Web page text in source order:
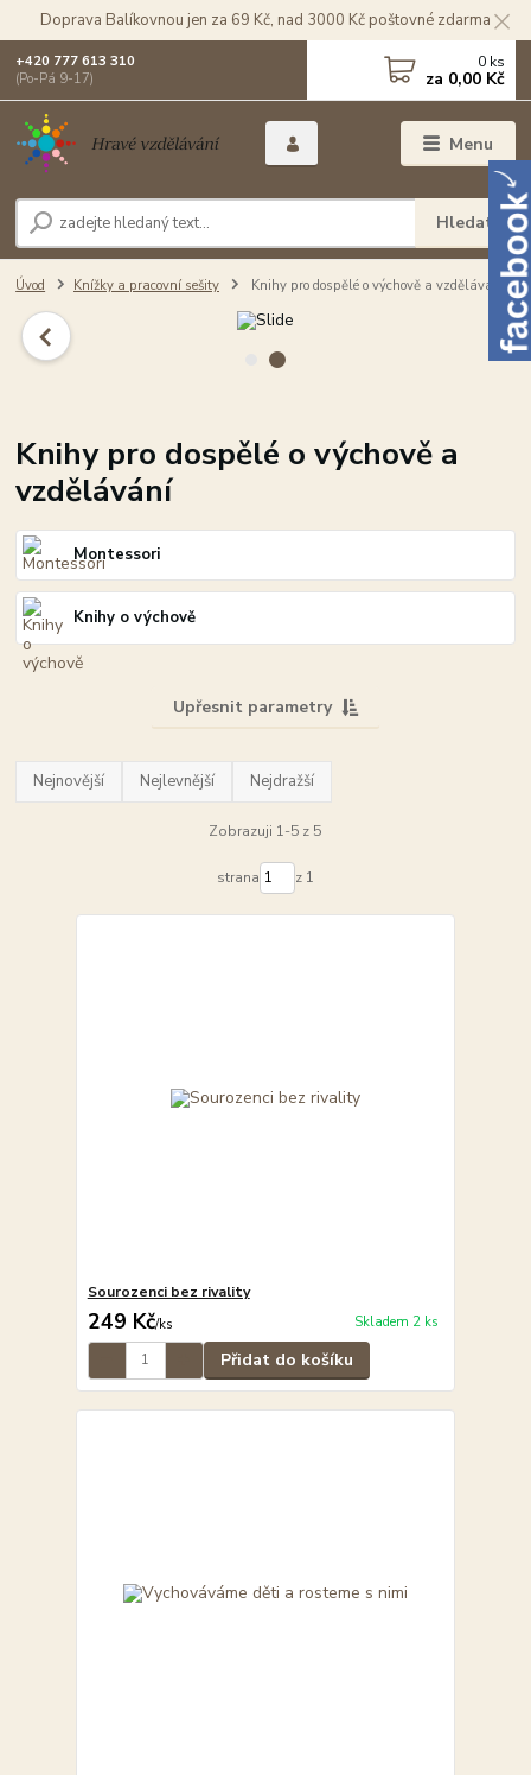
Doprava Balíkovnou jen za 69 Kč, nad 3000 Kč poštovné zdarma
Menu
Hledat
+420 777 613 310
(Po-Pá 9-17)
0 ks
za 0,00 Kč
Úvod Knížky a pracovní sešity Knihy pro dospělé o výchově a vzdělávání
Knihy pro dospělé o výchově a
vzdělávání
Montessori
Knihy o výchově
Upřesnit parametry
Nejnovější Nejlevnější Nejdražší
Zobrazuji 1-5 z 5
strana z 1
Sourozenci bez rivality
249 Kč/ks Skladem 2 ks
Přidat do košíku